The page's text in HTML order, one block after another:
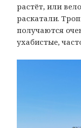
растёт, или
раскатали.
получаются
ухабистые,